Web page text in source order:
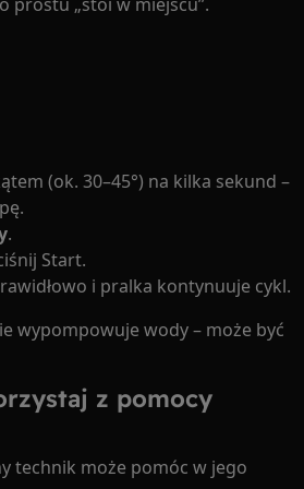
(ok. 30–45°) na kilka sekund –
.
Start.
i pralka kontynuuje cykl.
wypompowuje wody – może być
z pomocy
technik może pomóc w jego